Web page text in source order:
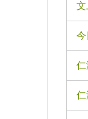
文
今
仁
仁